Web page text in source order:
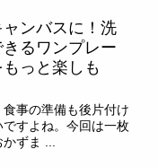
ンバスに！洗
るワンプレー
もっと楽しも
事の準備も後片付け
すよね。今回は一枚
ずま ...